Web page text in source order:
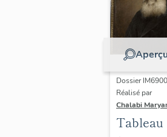
Dossier
Réalisé par
Chalabi
Tableau